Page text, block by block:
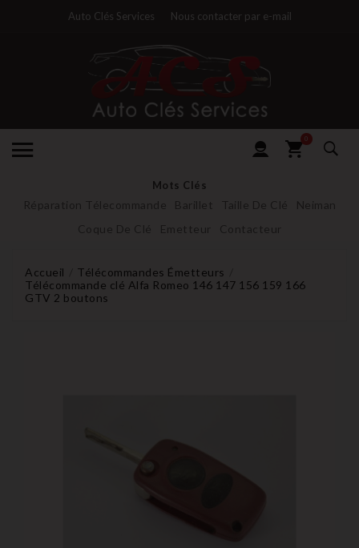
Auto Clés Services Nous contacter par e-mail
0
Mots Clés
Réparation Télecommande Barillet Taille De Clé
Neiman
Coque De Clé
Emetteur Contacteur
Accueil
Télécommandes Émetteurs
Télécommande clé Alfa Romeo 146 147 156 159 166
GTV 2 boutons